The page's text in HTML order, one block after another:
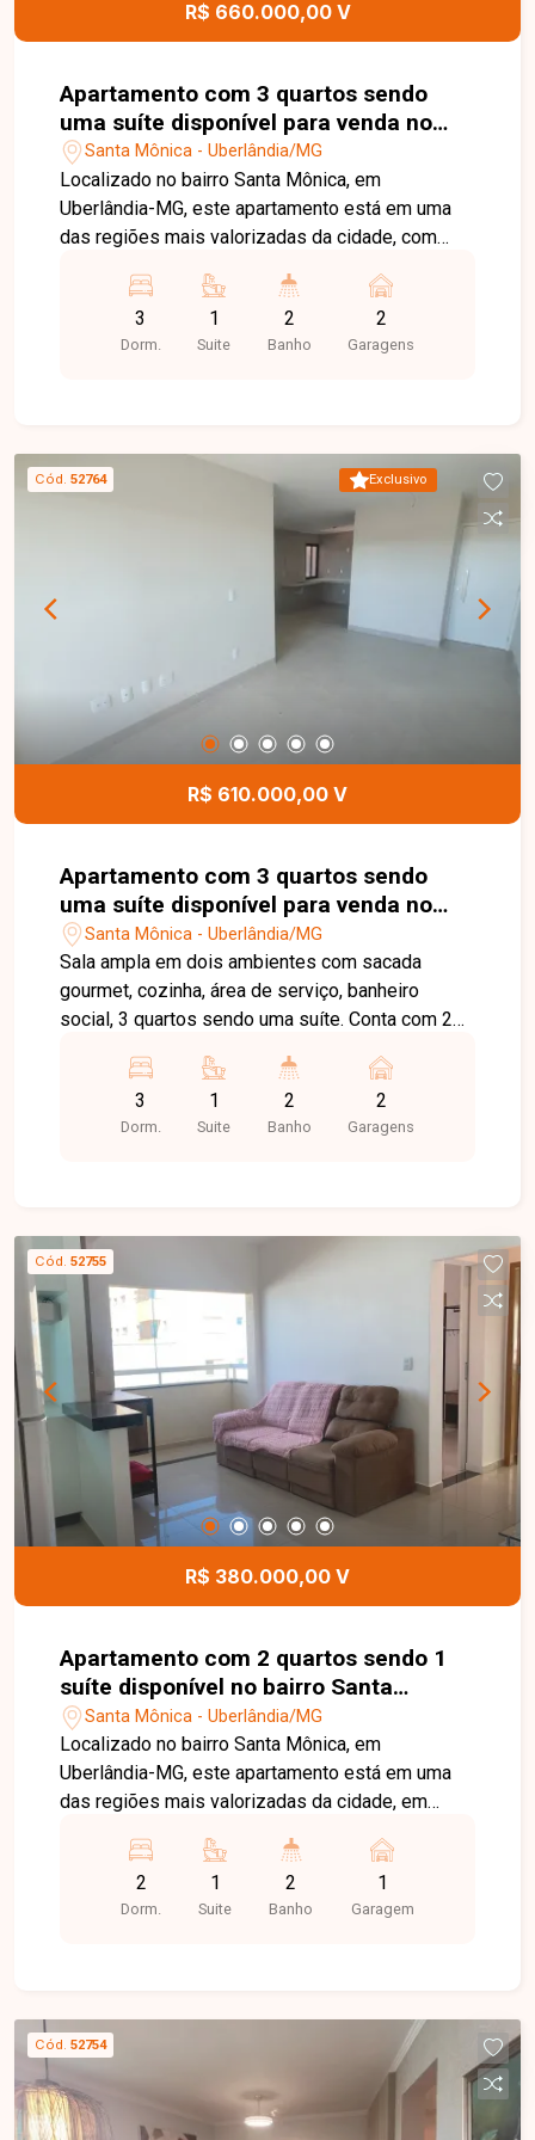
R$ 660.000,00 V
Apartamento com 3 quartos sendo
uma suíte disponível para venda no
bairro Santa Mônica em Uberlândia-
MG
Santa Mônica - Uberlândia/MG
Localizado no bairro Santa Mônica, em
Uberlândia-MG, este apartamento está em uma
das regiões mais valorizadas da cidade, com
principais vias e proximidade com universidades,
supermercados, escolas, farmácias, restaurantes
e diversos comércios e serviços, proporcionando
quartos, sendo 01 suíte, banheiro social e 02
vagas de garagem cobertas com tomadas para
veículos elétricos. Os ambientes são bem
distribuídos, oferecendo conforto, funcionalidade
e excelente aproveitamento dos espaços. O
condomínio dispõe de área gourmet e espaço
kids, proporcionando mais comodidade e opções
de lazer para toda a família. Esta é uma excelente
oportunidade para quem busca um apartamento
moderno, confortável e muito bem localizado no
bairro Santa Mônica. Agende uma visita e venha
conhecer todos os detalhes deste imóvel.
3
Dorm.
1
Suite
2
Banho
2
Garagens
Exclusivo
Cód. 52764
R$ 610.000,00 V
Apartamento com 3 quartos sendo
uma suíte disponível para venda no
bairro Santa Mônica em Uberlânida-
MG
Santa Mônica - Uberlândia/MG
Sala ampla em dois ambientes com sacada
gourmet, cozinha, área de serviço, banheiro
social, 3 quartos sendo uma suíte. Conta com 2
elétricas, área gourmet e espaço kids.
3
Dorm.
1
Suite
2
Banho
2
Garagens
Cód. 52755
R$ 380.000,00 V
Apartamento com 2 quartos sendo 1
suíte disponível no bairro Santa
Mônica em Uberlândia-MG
Santa Mônica - Uberlândia/MG
Localizado no bairro Santa Mônica, em
Uberlândia-MG, este apartamento está em uma
das regiões mais valorizadas da cidade, em
Hospital Madrecor. O bairro oferece excelente
infraestrutura, com fácil acesso às principais
vias, além de supermercados, escolas,
m² de área privativa e conta com sala ampla, 02
quartos, sendo 01 suíte, banheiro social, cozinha,
área de serviço e 01 vaga de garagem. Os
ambientes são bem distribuídos e possuem
2
Dorm.
1
Suite
2
Banho
1
Garagem
Cód. 52754